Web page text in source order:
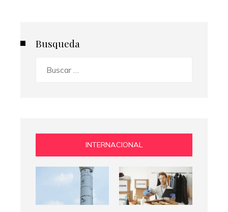
Busqueda
INTERNACIONAL